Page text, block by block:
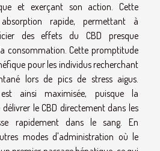
et exerçant son action. Cette
rapide, permettant à
des effets du CBD presque
consommation. Cette promptitude
pour les individus recherchant
lors de pics de stress aigus.
ainsi maximisée, puisque la
le CBD directement dans les
rapidement dans le sang. En
modes d'administration où le